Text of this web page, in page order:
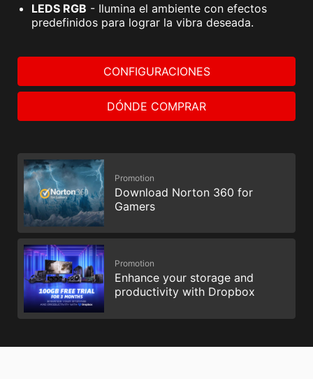
LEDS RGB - Ilumina el ambiente con efectos
predefinidos para lograr la vibra deseada.
CONFIGURACIONES
DÓNDE COMPRAR
Promotion
Download Norton 360 for
Gamers
Promotion
Enhance your storage and
productivity with Dropbox